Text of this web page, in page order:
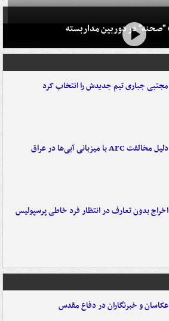
مجتبی جباری تیم جدیدش را انتخاب کرد
دلیل مخالفت AFC با میزبانی آبی‌ها در عراق
اخراج بدون تعارف در انتظار فرد خاطی پرسپولیس
عکاسان و خبرنگاران در دفاع مقدس